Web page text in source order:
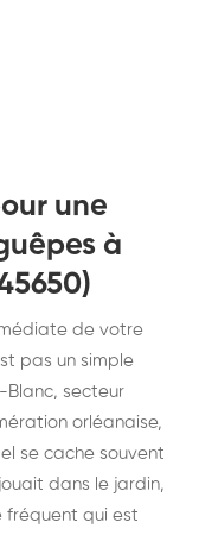
une
à
de votre
pas un simple
secteur
orléanaise,
se cache souvent
dans le jardin,
fréquent qui est